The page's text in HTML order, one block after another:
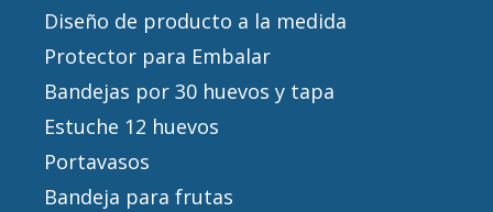
Diseño de producto a la medida
Protector para Embalar
Bandejas por 30 huevos y tapa
Estuche 12 huevos
Portavasos
Bandeja para frutas